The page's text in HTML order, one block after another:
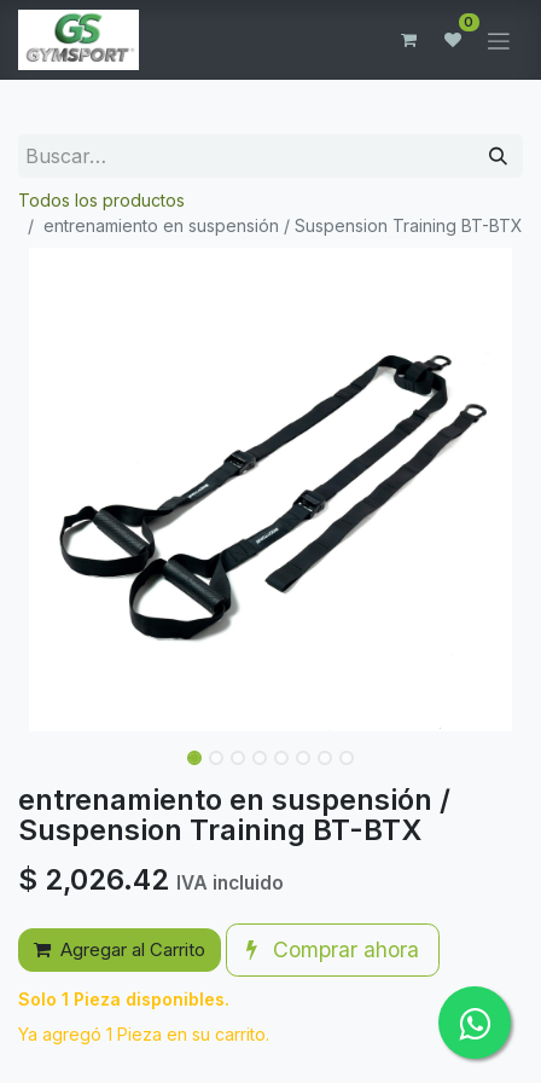
0
Todos los productos
entrenamiento en suspensión / Suspension Training BT-BTX
entrenamiento en suspensión /
Suspension Training BT-BTX
$ 2,026.42 IVA incluido
Agregar al Carrito Comprar ahora
Solo 1 Pieza disponibles.
Ya agregó 1 Pieza en su carrito.